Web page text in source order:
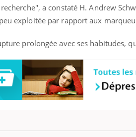
a constaté H. Andrew
exploitée par rapport aux
prolongée avec ses habitudes,